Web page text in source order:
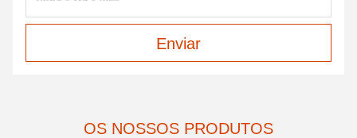
Enviar
OS NOSSOS PRODUTOS